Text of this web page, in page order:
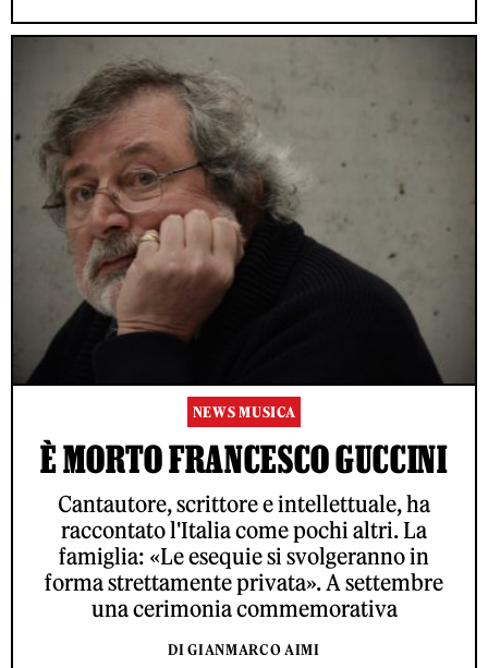
NEWS MUSICA
È MORTO FRANCESCO GUCCINI
Cantautore, scrittore e intellettuale, ha
raccontato l'Italia come pochi altri. La
famiglia: «Le esequie si svolgeranno in
forma strettamente privata». A settembre
una cerimonia commemorativa
DI GIANMARCO AIMI